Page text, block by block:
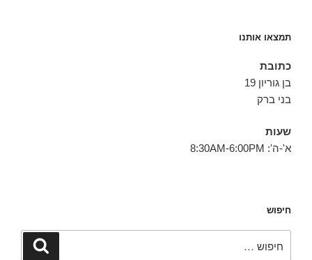
תמצאו אותנו
כתובת
בן גוריון 19
בני ברק
שעות
א'-ה': 8:30AM-6:00PM
חיפוש
חיפוש